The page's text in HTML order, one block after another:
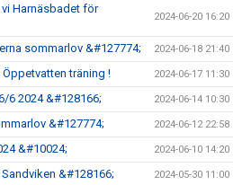
Harnäsbadet för
2024-06-20 16:20
sommarlov &#127774; 2024-06-18 21:40
träning ! 2024-06-17 11:30
6 2024 &#128166; 2024-06-14 10:30
&#127774; 2024-06-12 22:58
&#10024; 2024-06-10 14:20
&#128166; 2024-05-30 11:00